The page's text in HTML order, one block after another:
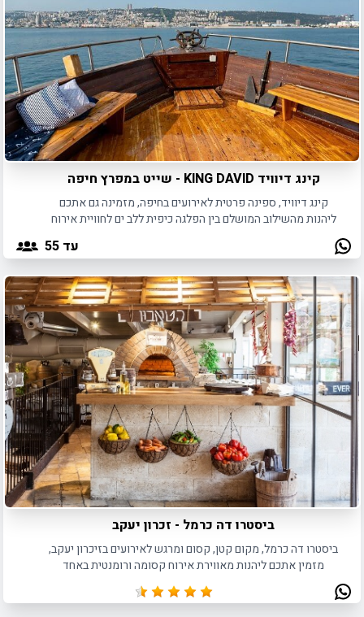
קינג דיוויד KING DAVID - שייט במפרץ חיפה
קינג דיוויד, ספינה פרטית לאירועים בחיפה, מזמינה גם אתכם
ליהנות מהשילוב המושלם בין הפלגה כיפית ללב ים לחוויית אירוח
עד 55
ביסטרו דה כרמל - זכרון יעקב
ביסטרו דה כרמל, מקום קטן, קסום ומרגש לאירועים בזיכרון יעקב,
מזמין אתכם ליהנות מאווירת אירוח קסומה ורומנטית באחד
ממתחמי האירוח היפים והמיוחדים.